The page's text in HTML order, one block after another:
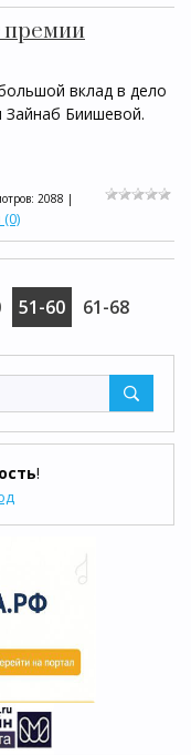
!
премии
вклад в дело
Зайнаб Биишевой.
2088 |
51-60 61-68